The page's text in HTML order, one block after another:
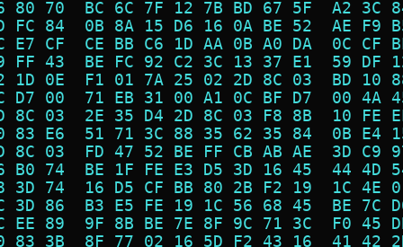
80 70  BC 6C 7F 12 7B BD 67 5F  A2
FC 84  0B 8A 15 D6 16 0A BE 52  AE
E7 CF  CE BB C6 1D AA 0B A0 DA  0C
FF 43  BE FC 92 C2 3C 13 37 E1  59
1D 0E  F1 01 7A 25 02 2D 8C 03  BD
D7 00  71 EB 31 00 A1 0C BF D7  00
8C 03  2E 35 D4 2D 8C 03 F8 8B  10
83 E6  51 71 3C 88 35 62 35 84  0B
8C 03  FD 47 52 BE FF CB AB AE  3D
B0 74  BE 1F FE E3 D5 3D 16 45  44
3D 74  16 D5 CF BB 80 2B F2 19  1C
3D 86  B3 E5 FE 19 1C 56 68 45  BE
EE 89  9F 8B BE 7E 8F 9C 71 3C  F0
83 3B  8F 77 02 16 5D F2 43 16  41